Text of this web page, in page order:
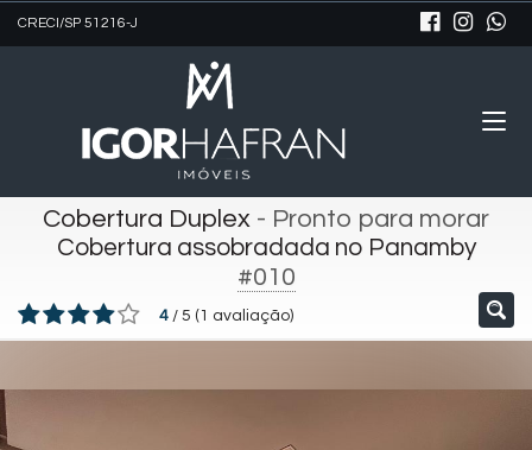
CRECI/SP 51216-J
Cobertura Duplex - Pronto para morar
Cobertura assobradada no Panamby
#010
4 / 5 ( 1 avaliação)